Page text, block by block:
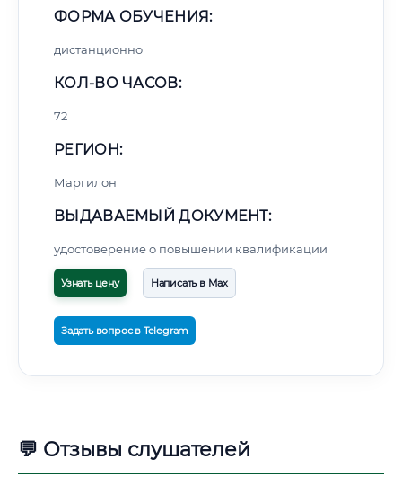
ФОРМА ОБУЧЕНИЯ:
дистанционно
КОЛ-ВО ЧАСОВ:
72
РЕГИОН:
Маргилон
ВЫДАВАЕМЫЙ ДОКУМЕНТ:
удостоверение о повышении квалификации
Узнать цену Написать в Max
Задать вопрос в Telegram
💬 Отзывы слушателей